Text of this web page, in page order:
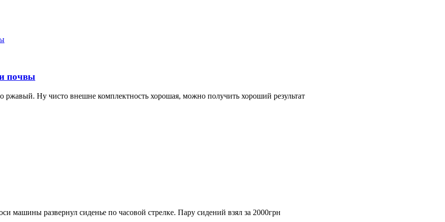
почвы
Ну чисто внешне комплектность хорошая, можно получить хороший результат
машины развернул сиденье по часовой стрелке. Пару сидений взял за 2000грн